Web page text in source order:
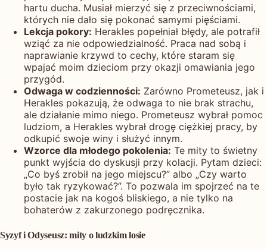
hartu ducha. Musiał mierzyć się z przeciwnościami,
których nie dało się pokonać samymi pięściami.
Lekcja pokory: Herakles popełniał błędy, ale potrafił
wziąć za nie odpowiedzialność. Praca nad sobą i
naprawianie krzywd to cechy, które staram się
wpajać moim dzieciom przy okazji omawiania jego
przygód.
Odwaga w codzienności: Zarówno Prometeusz, jak i
Herakles pokazują, że odwaga to nie brak strachu,
ale działanie mimo niego. Prometeusz wybrał pomoc
ludziom, a Herakles wybrał drogę ciężkiej pracy, by
odkupić swoje winy i służyć innym.
Wzorce dla młodego pokolenia: Te mity to świetny
punkt wyjścia do dyskusji przy kolacji. Pytam dzieci:
„Co byś zrobił na jego miejscu?” albo „Czy warto
było tak ryzykować?”. To pozwala im spojrzeć na te
postacie jak na kogoś bliskiego, a nie tylko na
bohaterów z zakurzonego podręcznika.
Syzyf i Odyseusz: mity o ludzkim losie